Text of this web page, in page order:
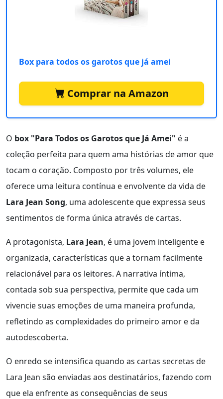
Box para todos os garotos que já amei
Comprar na Amazon
O box "Para Todos os Garotos que Já Amei" é a
coleção perfeita para quem ama histórias de amor que
tocam o coração. Composto por três volumes, ele
oferece uma leitura contínua e envolvente da vida de
Lara Jean Song, uma adolescente que expressa seus
sentimentos de forma única através de cartas.
A protagonista, Lara Jean, é uma jovem inteligente e
organizada, características que a tornam facilmente
relacionável para os leitores. A narrativa íntima,
contada sob sua perspectiva, permite que cada um
vivencie suas emoções de uma maneira profunda,
refletindo as complexidades do primeiro amor e da
autodescoberta.
O enredo se intensifica quando as cartas secretas de
Lara Jean são enviadas aos destinatários, fazendo com
que ela enfrente as consequências de seus